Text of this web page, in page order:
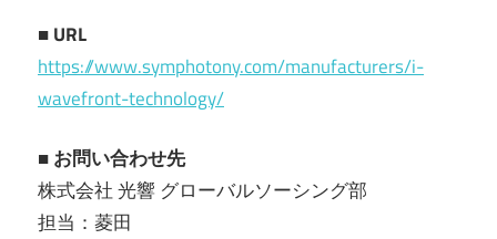
■ URL
https://www.symphotony.com/manufacturers/i-
wavefront-technology/
■ お問い合わせ先
株式会社 光響 グローバルソーシング部
担当：菱田